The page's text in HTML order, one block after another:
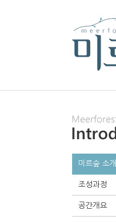
미르숲 소개
조성과정
공간개요